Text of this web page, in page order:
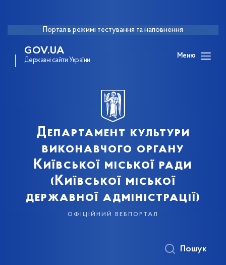
Портал в режимі тестування та наповнення
GOV.UA
Державні сайти України
Меню
Департамент культури
виконавчого органу
Київської міської ради
(Київської міської
державної адміністрації)
офіційний вебпортал
Пошук